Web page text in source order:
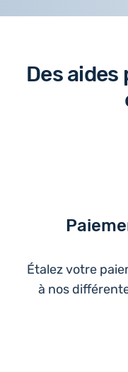
Des
Étalez votre
à nos